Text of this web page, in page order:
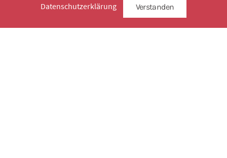
Datenschutzerklärung
Verstanden